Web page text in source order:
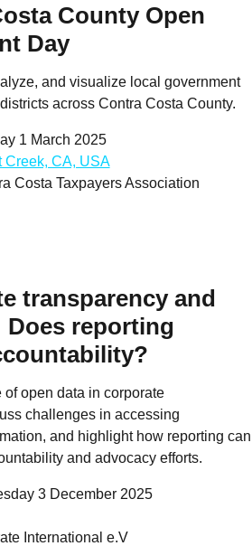
County Open
Day
and visualize local government
across Contra Costa County.
1 March 2025
Creek, CA, USA
Costa Taxpayers Association
transparency and
Does reporting
of open data in corporate
challenges in accessing
and highlight how reporting can
and advocacy efforts.
3 December 2025
International e.V